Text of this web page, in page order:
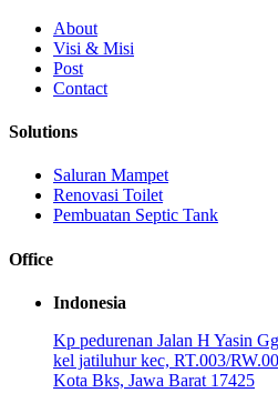
About
Visi & Misi
Post
Contact
Solutions
Saluran Mampet
Renovasi Toilet
Pembuatan Septic Tank
Office
Indonesia
Kp pedurenan Jalan H Yasin
kel jatiluhur kec, RT.003/
Kota Bks, Jawa Barat 17425